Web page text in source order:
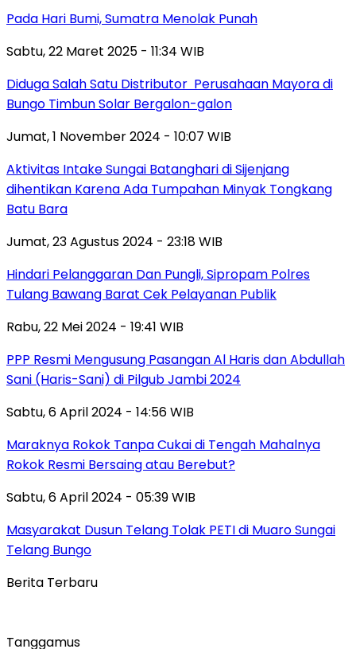
Pada Hari Bumi, Sumatra Menolak Punah
Sabtu, 22 Maret 2025 - 11:34 WIB
Diduga Salah Satu Distributor Perusahaan Mayora di
Bungo Timbun Solar Bergalon-galon
Jumat, 1 November 2024 - 10:07 WIB
Aktivitas Intake Sungai Batanghari di Sijenjang
dihentikan Karena Ada Tumpahan Minyak Tongkang
Batu Bara
Jumat, 23 Agustus 2024 - 23:18 WIB
Hindari Pelanggaran Dan Pungli, Sipropam Polres
Tulang Bawang Barat Cek Pelayanan Publik
Rabu, 22 Mei 2024 - 19:41 WIB
PPP Resmi Mengusung Pasangan Al Haris dan Abdullah
Sani (Haris-Sani) di Pilgub Jambi 2024
Sabtu, 6 April 2024 - 14:56 WIB
Maraknya Rokok Tanpa Cukai di Tengah Mahalnya
Rokok Resmi Bersaing atau Berebut?
Sabtu, 6 April 2024 - 05:39 WIB
Masyarakat Dusun Telang Tolak PETI di Muaro Sungai
Telang Bungo
Berita Terbaru
Tanggamus